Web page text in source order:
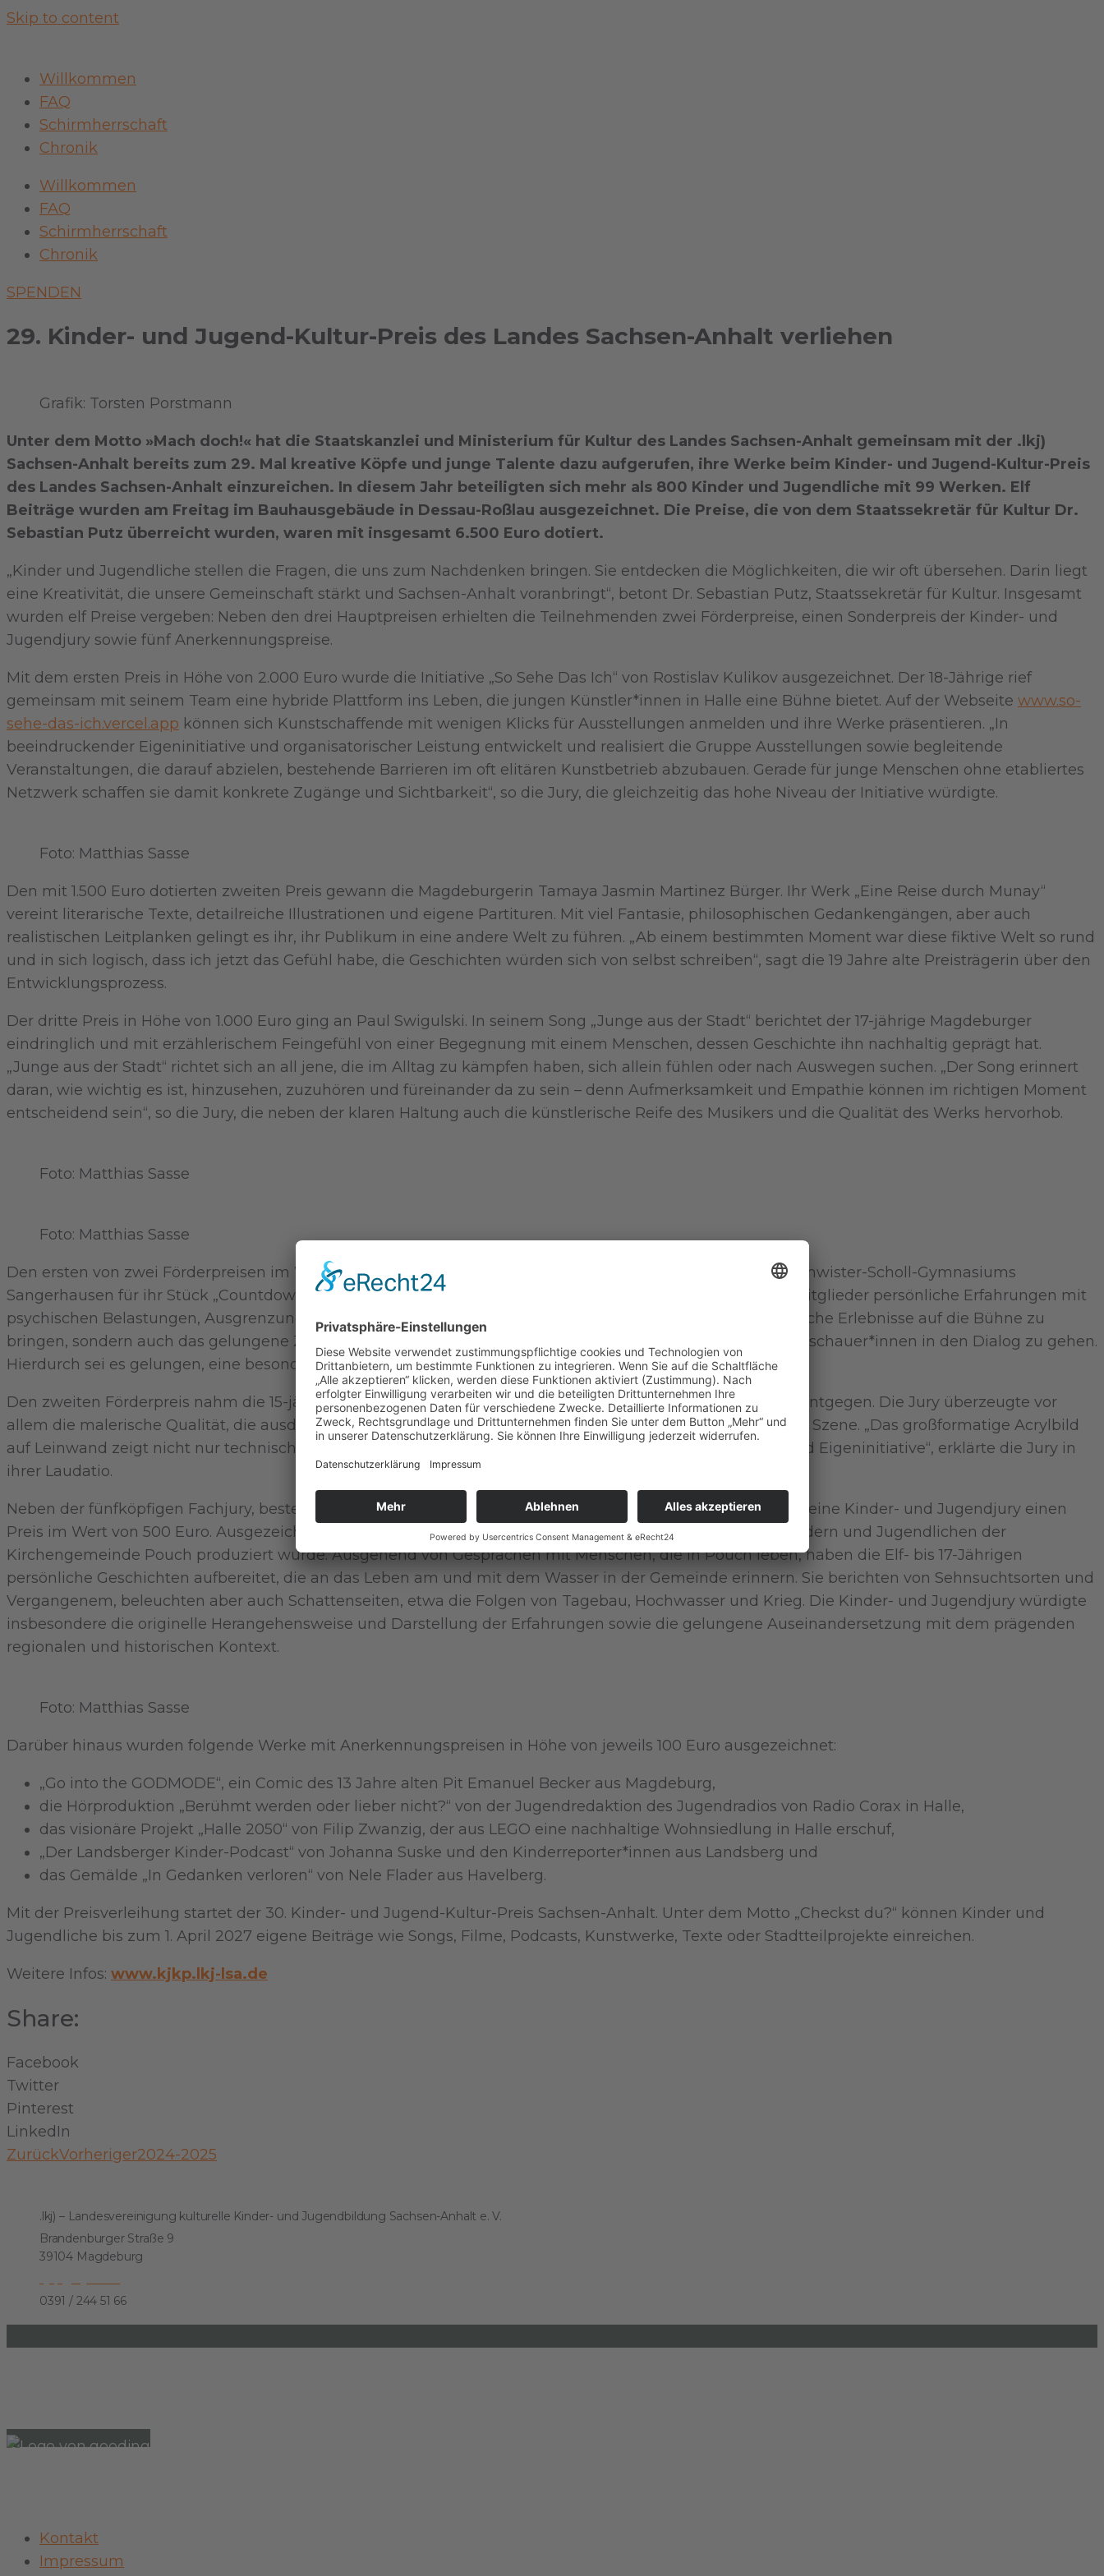
Skip to content
Willkommen
FAQ
Schirmherrschaft
Chronik
Willkommen
FAQ
Schirmherrschaft
Chronik
SPENDEN
29. Kinder- und Jugend-Kultur-Preis des Landes Sachsen-Anhalt verliehen
Grafik: Torsten Porstmann
Unter dem Motto »Mach doch!« hat die Staatskanzlei und Ministerium für Kultur des Landes Sachsen-Anhalt gemeinsam mit der .lkj)
Sachsen-Anhalt bereits zum 29. Mal kreative Köpfe und junge Talente dazu aufgerufen, ihre Werke beim Kinder- und Jugend-Kultur-Preis
des Landes Sachsen-Anhalt einzureichen. In diesem Jahr beteiligten sich mehr als 800 Kinder und Jugendliche mit 99 Werken. Elf
Beiträge wurden am Freitag im Bauhausgebäude in Dessau-Roßlau ausgezeichnet. Die Preise, die von dem Staatssekretär für Kultur Dr.
Sebastian Putz überreicht wurden, waren mit insgesamt 6.500 Euro dotiert.
„Kinder und Jugendliche stellen die Fragen, die uns zum Nachdenken bringen. Sie entdecken die Möglichkeiten, die wir oft übersehen. Darin liegt
eine Kreativität, die unsere Gemeinschaft stärkt und Sachsen-Anhalt voranbringt“, betont Dr. Sebastian Putz, Staatssekretär für Kultur. Insgesamt
wurden elf Preise vergeben: Neben den drei Hauptpreisen erhielten die Teilnehmenden zwei Förderpreise, einen Sonderpreis der Kinder- und
Jugendjury sowie fünf Anerkennungspreise.
Mit dem ersten Preis in Höhe von 2.000 Euro wurde die Initiative „So Sehe Das Ich“ von Rostislav Kulikov ausgezeichnet. Der 18-Jährige rief
gemeinsam mit seinem Team eine hybride Plattform ins Leben, die jungen Künstler*innen in Halle eine Bühne bietet. Auf der Webseite www.so-
sehe-das-ich.vercel.app können sich Kunstschaffende mit wenigen Klicks für Ausstellungen anmelden und ihre Werke präsentieren. „In
beeindruckender Eigeninitiative und organisatorischer Leistung entwickelt und realisiert die Gruppe Ausstellungen sowie begleitende
Veranstaltungen, die darauf abzielen, bestehende Barrieren im oft elitären Kunstbetrieb abzubauen. Gerade für junge Menschen ohne etabliertes
Netzwerk schaffen sie damit konkrete Zugänge und Sichtbarkeit“, so die Jury, die gleichzeitig das hohe Niveau der Initiative würdigte.
Foto: Matthias Sasse
Den mit 1.500 Euro dotierten zweiten Preis gewann die Magdeburgerin Tamaya Jasmin Martinez Bürger. Ihr Werk „Eine Reise durch Munay“
vereint literarische Texte, detailreiche Illustrationen und eigene Partituren. Mit viel Fantasie, philosophischen Gedankengängen, aber auch
realistischen Leitplanken gelingt es ihr, ihr Publikum in eine andere Welt zu führen. „Ab einem bestimmten Moment war diese fiktive Welt so rund
und in sich logisch, dass ich jetzt das Gefühl habe, die Geschichten würden sich von selbst schreiben“, sagt die 19 Jahre alte Preisträgerin über den
Entwicklungsprozess.
Der dritte Preis in Höhe von 1.000 Euro ging an Paul Swigulski. In seinem Song „Junge aus der Stadt“ berichtet der 17-jährige Magdeburger
eindringlich und mit erzählerischem Feingefühl von einer Begegnung mit einem Menschen, dessen Geschichte ihn nachhaltig geprägt hat.
„Junge aus der Stadt“ richtet sich an all jene, die im Alltag zu kämpfen haben, sich allein fühlen oder nach Auswegen suchen. „Der Song erinnert
daran, wie wichtig es ist, hinzusehen, zuzuhören und füreinander da zu sein – denn Aufmerksamkeit und Empathie können im richtigen Moment
entscheidend sein“, so die Jury, die neben der klaren Haltung auch die künstlerische Reife des Musikers und die Qualität des Werks hervorhob.
Foto: Matthias Sasse
Foto: Matthias Sasse
Den ersten von zwei Förderpreisen im Wert von 500 Euro erhielt die Theatergruppe Drams’n’roses des Geschwister-Scholl-Gymnasiums
Sangerhausen für ihr Stück „Countdown – eine Szenencollage“. In ihrer Inszenierung thematisieren die 30 Mitglieder persönliche Erfahrungen mit
psychischen Belastungen, Ausgrenzung und Diskriminierung. Die Jury würdigte nicht nur den Mut, persönliche Erlebnisse auf die Bühne zu
bringen, sondern auch das gelungene Zusammenspiel der ästhetischen Mittel und den Versuch, mit den Zuschauer*innen in den Dialog zu gehen.
Hierdurch sei es gelungen, eine besondere Nähe zum Publikum zu erzeugen.
Den zweiten Förderpreis nahm die 15-jährige Nina Rohrpasser aus Magdeburg für ihr Gemälde „Vertrauen“ entgegen. Die Jury überzeugte vor
allem die malerische Qualität, die ausdrucksstarke Bildkomposition und die atmosphärische Gestaltung der Szene. „Das großformatige Acrylbild
auf Leinwand zeigt nicht nur technisches Können, sondern auch ein hohes Maß an Kreativität, Ausdauer und Eigeninitiative“, erklärte die Jury in
ihrer Laudatio.
Neben der fünfköpfigen Fachjury, bestehend aus Vertreter*innen verschiedener Kultursparten, vergab auch eine Kinder- und Jugendjury einen
Preis im Wert von 500 Euro. Ausgezeichnet wurde die vierteilige Hörspielreihe „Sound of water“, die von Kindern und Jugendlichen der
Kirchengemeinde Pouch produziert wurde. Ausgehend von Gesprächen mit Menschen, die in Pouch leben, haben die Elf- bis 17-Jährigen
persönliche Geschichten aufbereitet, die an das Leben am und mit dem Wasser in der Gemeinde erinnern. Sie berichten von Sehnsuchtsorten und
Vergangenem, beleuchten aber auch Schattenseiten, etwa die Folgen von Tagebau, Hochwasser und Krieg. Die Kinder- und Jugendjury würdigte
insbesondere die originelle Herangehensweise und Darstellung der Erfahrungen sowie die gelungene Auseinandersetzung mit dem prägenden
regionalen und historischen Kontext.
Foto: Matthias Sasse
Darüber hinaus wurden folgende Werke mit Anerkennungspreisen in Höhe von jeweils 100 Euro ausgezeichnet:
„Go into the GODMODE“, ein Comic des 13 Jahre alten Pit Emanuel Becker aus Magdeburg,
die Hörproduktion „Berühmt werden oder lieber nicht?“ von der Jugendredaktion des Jugendradios von Radio Corax in Halle,
das visionäre Projekt „Halle 2050“ von Filip Zwanzig, der aus LEGO eine nachhaltige Wohnsiedlung in Halle erschuf,
„Der Landsberger Kinder-Podcast“ von Johanna Suske und den Kinderreporter*innen aus Landsberg und
das Gemälde „In Gedanken verloren“ von Nele Flader aus Havelberg.
Mit der Preisverleihung startet der 30. Kinder- und Jugend-Kultur-Preis Sachsen-Anhalt. Unter dem Motto „Checkst du?“ können Kinder und
Jugendliche bis zum 1. April 2027 eigene Beiträge wie Songs, Filme, Podcasts, Kunstwerke, Texte oder Stadtteilprojekte einreichen.
Weitere Infos: www.kjkp.lkj-lsa.de
Share:
Facebook
Twitter
Pinterest
LinkedIn
ZurückVorheriger2024-2025
.lkj) – Landesvereinigung kulturelle Kinder- und Jugendbildung Sachsen-Anhalt e. V.
Brandenburger Straße 9
39104 Magdeburg
0391 / 244 51 66
Kontakt
Impressum